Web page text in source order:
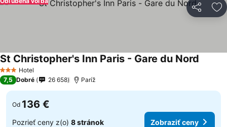
Zdieľať
3 Počet hviezdičiek
Hotel
St Christopher's Inn Paris - Gare du Nord
7,5 Dobré 26 658 Paríž
Od 136 €
Pozrieť ceny z(o) 8 stránok Zobraziť ceny